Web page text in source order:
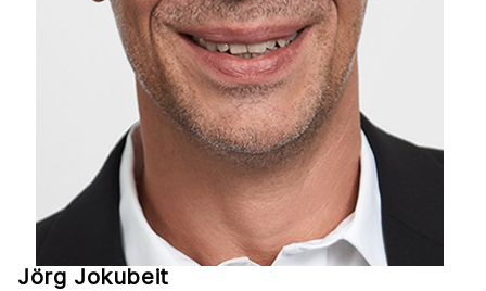
Jörg Jokubeit